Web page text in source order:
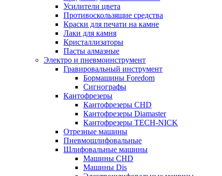
Усилители цвета
Противоскользящие средства
Краски для печати на камне
Лаки для камня
Кристаллизаторы
Пасты алмазные
Электро и пневмоинструмент
Гравировальный инструмент
Бормашины Foredom
Сигнографы
Кантофрезеры
Кантофрезеры CHD
Кантофрезеры Diamaster
Кантофрезеры TECH-NICK
Отрезные машины
Пневмошлифовальные
Шлифовальные машины
Машины CHD
Машины Dis